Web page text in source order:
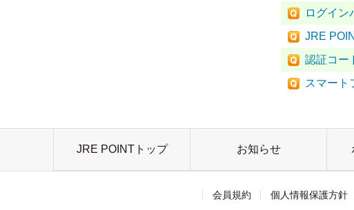
ログイン
JRE
認証コー
スマート
JRE POINTトップ お知らせ
会員規約 個人情報保護方針